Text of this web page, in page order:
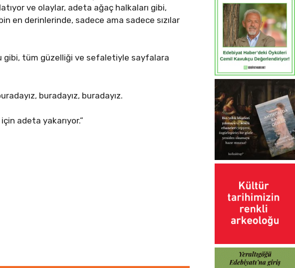
ve olaylar, adeta ağaç halkaları gibi,
en derinlerinde, sadece ama sadece sızılar
gibi, tüm güzelliği ve sefaletiyle sayfalara
buradayız, buradayız.
adeta yakarıyor.”